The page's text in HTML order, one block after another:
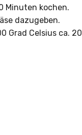
Minuten kochen.
dazugeben.
Grad Celsius ca. 20